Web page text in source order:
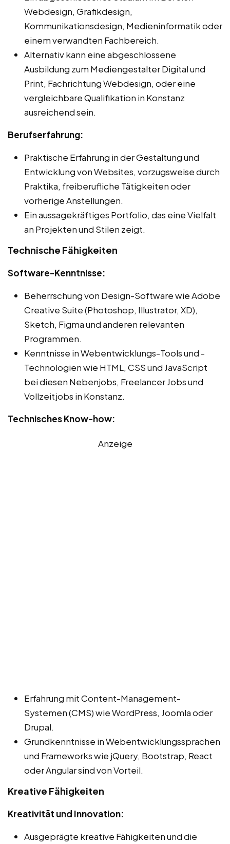
Webdesign, Grafikdesign,
Kommunikationsdesign, Medieninformatik oder
einem verwandten Fachbereich.
Alternativ kann eine abgeschlossene
Ausbildung zum Mediengestalter Digital und
Print, Fachrichtung Webdesign, oder eine
vergleichbare Qualifikation in Konstanz
ausreichend sein.
Berufserfahrung:
Praktische Erfahrung in der Gestaltung und
Entwicklung von Websites, vorzugsweise durch
Praktika, freiberufliche Tätigkeiten oder
vorherige Anstellungen.
Ein aussagekräftiges Portfolio, das eine Vielfalt
an Projekten und Stilen zeigt.
Technische Fähigkeiten
Software-Kenntnisse:
Beherrschung von Design-Software wie Adobe
Creative Suite (Photoshop, Illustrator, XD),
Sketch, Figma und anderen relevanten
Programmen.
Kenntnisse in Webentwicklungs-Tools und -
Technologien wie HTML, CSS und JavaScript
bei diesen Nebenjobs, Freelancer Jobs und
Vollzeitjobs in Konstanz.
Technisches Know-how:
Anzeige
Erfahrung mit Content-Management-
Systemen (CMS) wie WordPress, Joomla oder
Drupal.
Grundkenntnisse in Webentwicklungssprachen
und Frameworks wie jQuery, Bootstrap, React
oder Angular sind von Vorteil.
Kreative Fähigkeiten
Kreativität und Innovation:
Ausgeprägte kreative Fähigkeiten und die